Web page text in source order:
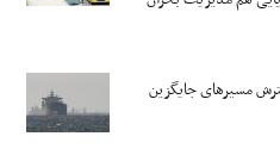
مسیرهای جایگزین